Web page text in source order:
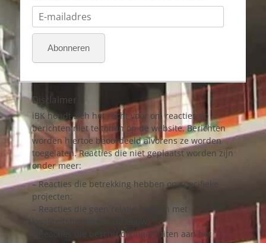
mailadres
Abonneren
Disclaimer
iBK houdt zich het recht voor om reacties op
berichten niet te tonen op de website. Berichten
worden hiertoe beoordeeld alvorens ze worden
toegelaten. Reacties die niet geplaatst worden zijn
onder meer:
– Reacties die betrekking hebben op specifieke
projecten;
– Reacties die geen relatie hebben met
kwaliteitsborging in de bouw;
– Reacties die beschuldigingen uiten aan het